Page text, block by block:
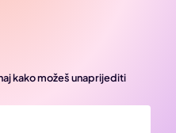
kako možeš unaprijediti